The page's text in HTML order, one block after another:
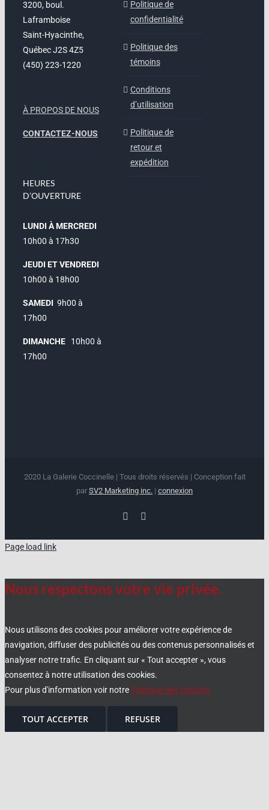
3200, boul.
Laframboise
Saint-Hyacinthe,
Québec J2S 4Z5
(450) 223-1220
À PROPOS DE NOUS
CONTACTEZ-NOUS
Politique de
confidentialité
Politique des
témoins
Conditions
d’utilisation
Politique de
retour et
expédition
HEURES
D’OUVERTURE
LUNDI À MERCREDI
10h00 à 17h30
JEUDI ET VENDREDI
10h00 à 18h00
SAMEDI 9h00 à
17h00
DIMANCHE 10h00 à
17h00
2020 La Galerie Coccinelle | Tous droits réservés | Conception fait
par SV2 Marketing inc. | connexion
Facebook
Page load link
Nous respectons votre vie privée.
Nous utilisons des cookies pour améliorer votre expérience de
navigation, diffuser des publicités ou des contenus personnalisés et
analyser notre trafic. En cliquant sur « Tout accepter », vous
consentez à notre utilisation des cookies.
Pour plus d'information voir notre Politique des témoins
TOUT ACCEPTER REFUSER